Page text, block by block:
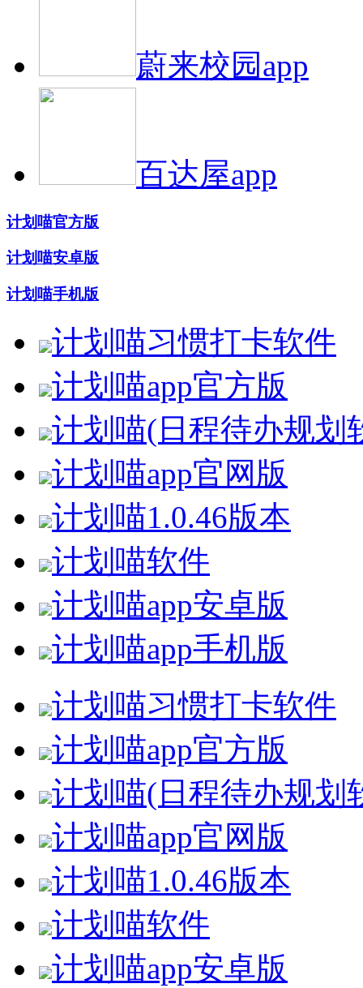
蔚来校园app
百达屋app
计划喵官方版
计划喵安卓版
计划喵手机版
计划喵习惯打卡软件
计划喵app官方版
计划喵(日程待办规划
计划喵app官网版
计划喵1.0.46版本
计划喵软件
计划喵app安卓版
计划喵app手机版
计划喵习惯打卡软件
计划喵app官方版
计划喵(日程待办规划
计划喵app官网版
计划喵1.0.46版本
计划喵软件
计划喵app安卓版